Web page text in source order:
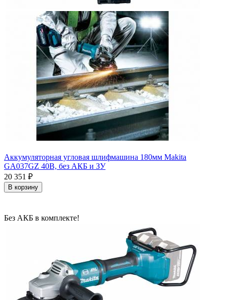
Аккумуляторная угловая шлифмашина 180мм Makita
GA037GZ 40В, без АКБ и ЗУ
20 351
₽
В корзину
Без АКБ в комплекте!